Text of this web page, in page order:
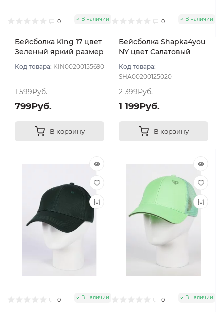
0 В наличии
Бейсболка King 17 цвет
Зеленый яркий размер
Код товара: KIN00200155690
1 599Руб.
799Руб.
В корзину
0 В наличии
Бейсболка Shapka4you
NY цвет Салатовый
Код товара:
SHA00200125020
2 399Руб.
1 199Руб.
В корзину
0 В наличии 0 В наличии